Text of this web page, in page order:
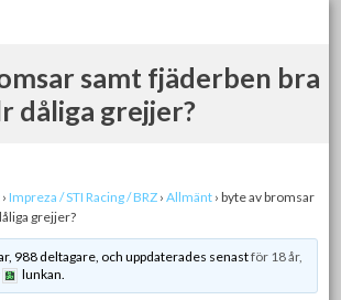
samt fjäderben bra
dåliga grejjer?
› Impreza / STI Racing / BRZ › Allmänt › byte av bromsar
grejjer?
988 deltagare, och uppdaterades senastför 18 år,
lunkan.